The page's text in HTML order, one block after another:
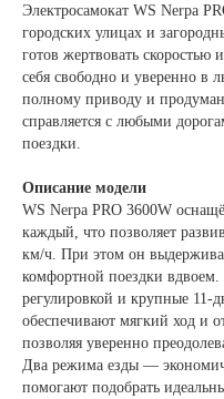
Электросамокат WS Nerpa
городских улицах и
готов жертвовать скоростью
себя свободно и уверенно в
полному приводу и
справляется с любыми
поездки.
Описание модели
WS Nerpa PRO 3600W
каждый, что позволяет
км/ч. При этом он
комфортной поездки
регулировкой и крупные 11-
обеспечивают мягкий ход и
позволяя уверенно
Два режима езды —
помогают подобрать